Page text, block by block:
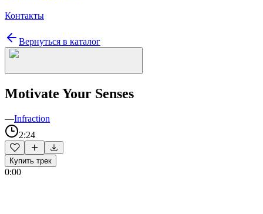
Контакты
Вернуться в каталог
Motivate Your Senses
—Infraction
2:24
Купить трек
0:00